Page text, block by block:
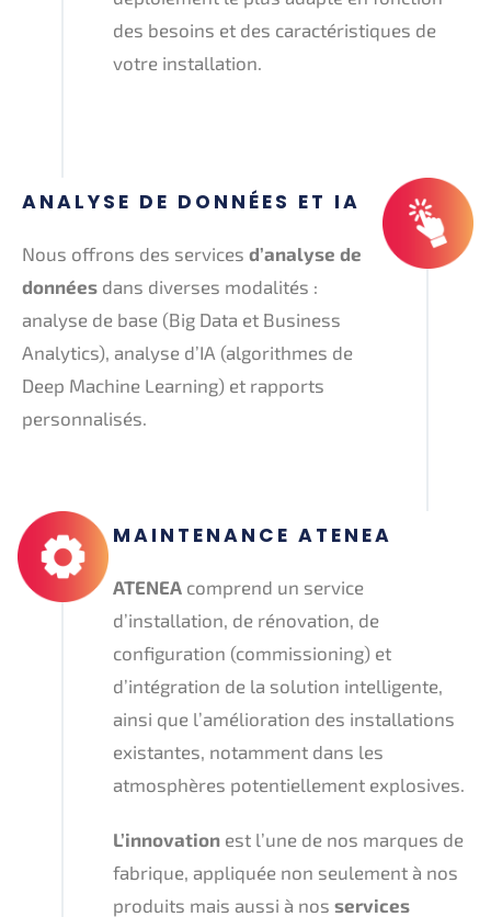
des besoins et des caractéristiques de
votre installation.
ANALYSE DE DONNÉES ET IA
Nous offrons des servicesd’analyse de
données dans diverses modalités :
analyse de base (Big Data et Business
Analytics), analyse d’IA (algorithmes de
Deep Machine Learning) et rapports
personnalisés.
MAINTENANCE ATENEA
ATENEA comprend un service
d’installation, de rénovation, de
configuration (commissioning) et
d’intégration de la solution intelligente,
ainsi que l’amélioration des installations
existantes, notamment dans les
atmosphères potentiellement explosives.
L’innovation est l’une de nos marques de
fabrique, appliquée non seulement à nos
produits mais aussi à nos services